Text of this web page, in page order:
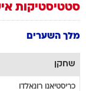
סטטיסטיקות
מלך השערים
שחקן
כריסטיאנו רונאלדו